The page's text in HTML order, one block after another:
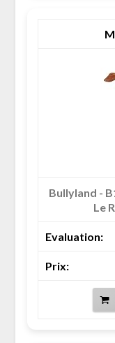
Bullyland -
Le